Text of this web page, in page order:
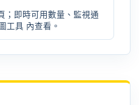
；即時可用數量、監視通
工具 內查看。